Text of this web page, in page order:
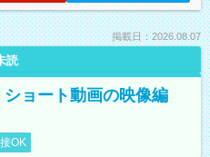
掲載日：2026.08.07
読
ョート動画の映像編
OK